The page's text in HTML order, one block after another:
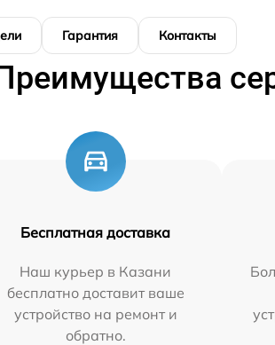
Гарантия Контакты
Бесплатная доставка
Наш курьер в Казани
бесплатно доставит ваше
устройство на ремонт и
обратно.